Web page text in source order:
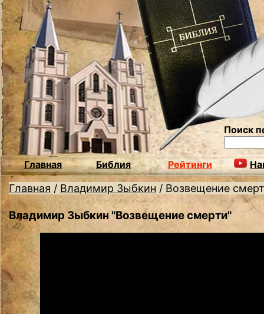
Поиск
Главная Библия Рейтинги
Главная / Владимир Зыбкин / Возвещение
Владимир Зыбкин "Возвещение смерти"